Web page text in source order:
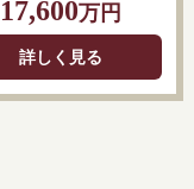
17,600万円
詳しく見る